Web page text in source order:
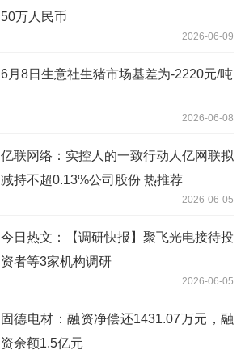
50万人民币
2026-06-09
6月8日生意社生猪市场基差为-2220元/吨
2026-06-08
亿联网络：实控人的一致行动人亿网联拟
减持不超0.13%公司股份 热推荐
2026-06-05
今日热文：【调研快报】聚飞光电接待投
资者等3家机构调研
2026-06-05
固德电材：融资净偿还1431.07万元，融
资余额1.5亿元